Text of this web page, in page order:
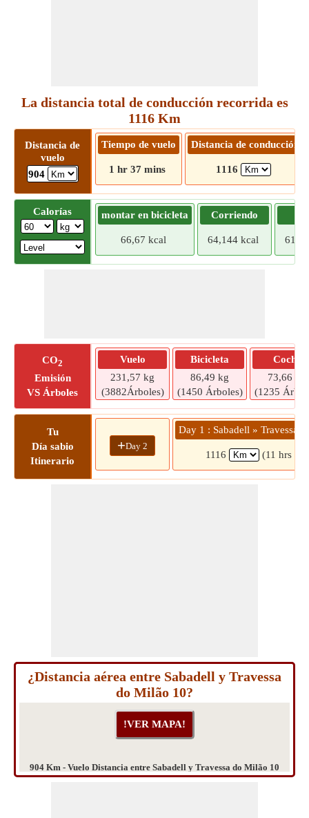
La distancia total de conducción recorrida es
1116 Km
Distancia de
vuelo
904
Tiempo de vuelo
1 hr 37 mins
Distancia de conducción
1116
Calorías montar en bicicleta
66,67 kcal
Corriendo
64,144 kcal
CO2
Emisión
VS Árboles
Vuelo
231,57 kg
(3882Árboles)
Bicicleta
86,49 kg
(1450 Árboles)
Coche
73,66 kg
(1235
Tu
Día sabio
Itinerario
+Day 2
Day 1 : Sabadell » Travessa
1116 (11 hrs 1
¿Distancia aérea entre Sabadell y Travessa
do Milão 10?
904 Km - Vuelo Distancia entre Sabadell y Travessa do Milão 10